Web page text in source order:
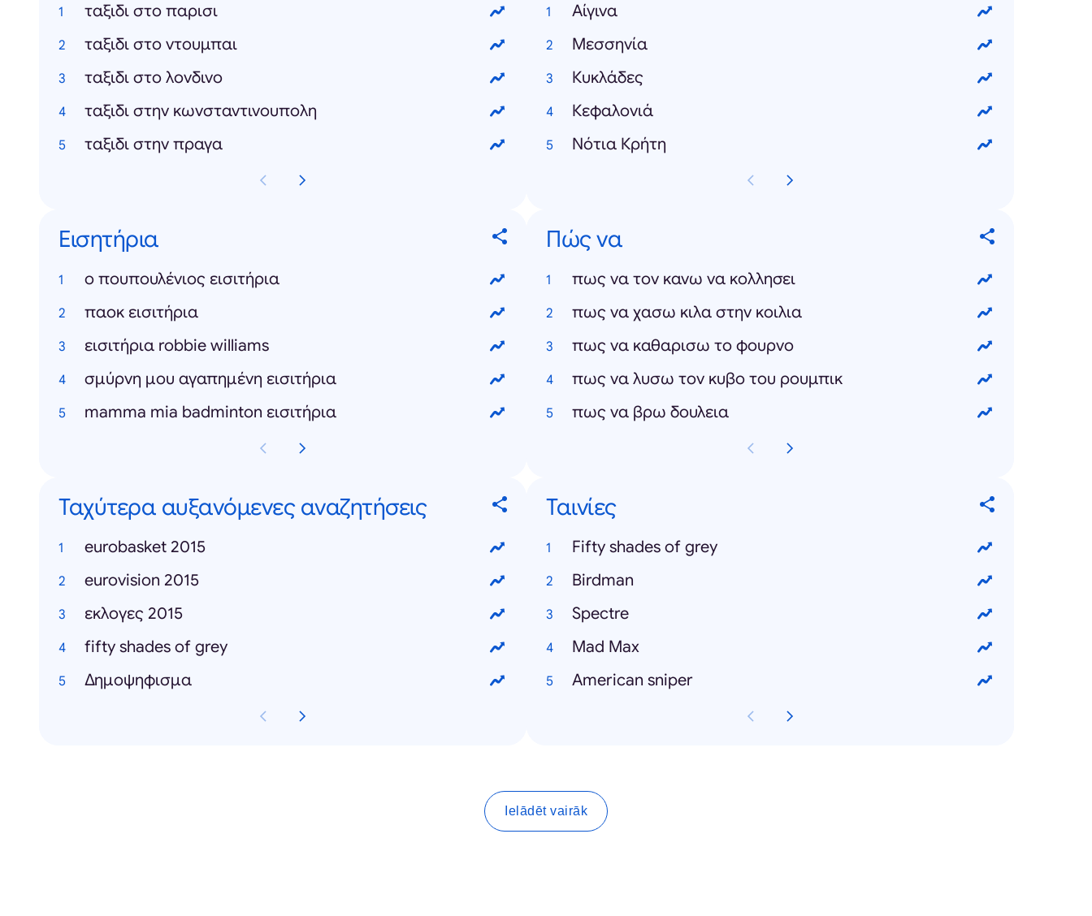
ταξιδι στο παρισι
ταξιδι στο ντουμπαι
ταξιδι στο λονδινο
ταξιδι στην κωνσταντινουπολη
ταξιδι στην πραγα
Αίγινα
Μεσσηνία
Κυκλάδες
Κεφαλονιά
Νότια Κρήτη
Εισητήρια
ο πουπουλένιος εισιτήρια
παοκ εισιτήρια
εισιτήρια robbie williams
σμύρνη μου αγαπημένη εισιτήρια
mamma mia badminton εισιτήρια
Πώς να
πως να τον κανω να κολλησει
πως να χασω κιλα στην κοιλια
πως να καθαρισω το φουρνο
πως να λυσω τον κυβο του ρουμπικ
πως να βρω δουλεια
Ταχύτερα αυξανόμενες αναζητήσεις
eurobasket 2015
eurovision 2015
εκλογες 2015
fifty shades of grey
Δημοψηφισμα
Ταινίες
Fifty shades of grey
Birdman
Spectre
Mad Max
American sniper
Ielādēt vairāk